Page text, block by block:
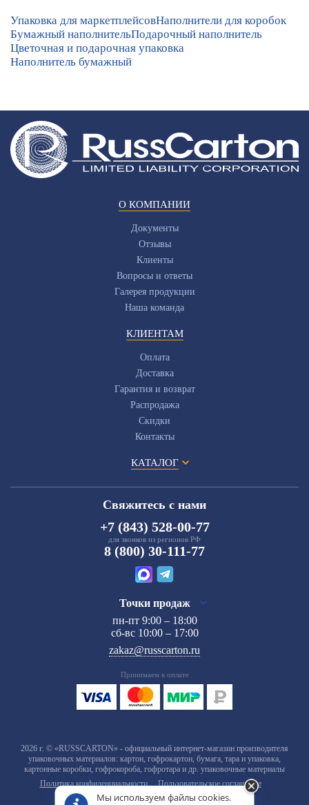
Упаковка для маркетплейсовНаполнители для коробок
Бумажный наполнительПодарочный наполнитель
Цветочная и подарочная упаковка
Наполнитель бумажный
О КОМПАНИИ
Документы
Отзывы
Клиенты
Вопросы и ответы
Галерея продукции
Наша команда
КЛИЕНТАМ
Оплата
Доставка
Гарантия и возврат
Распродажа
Скидки
Контакты
КАТАЛОГ
Свяжитесь с нами
+7 (843) 528-00-77
для звонков из регионов РФ
8 (800) 30-111-77
Точки продаж
пн-пт 9:00 – 18:00
сб-вс 10:00 – 17:00
zakaz@russcarton.ru
Принимаем к оплате
2026 г. © «RUSSCARTON» - официальный интернет-магазин производителя
упаковочных материалов: картон, гофрокартон, бумага, тара и упаковка,
картонные коробки, гофрокороба, гофротара и др. упаковочные материалы
Политика конфиденциальности
Пользовательское соглашение
Мы используем файлы cookies.